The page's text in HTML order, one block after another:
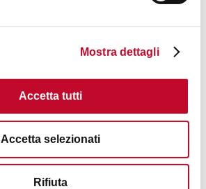
Mostra dettagli
Accetta tutti
Accetta selezionati
Rifiuta